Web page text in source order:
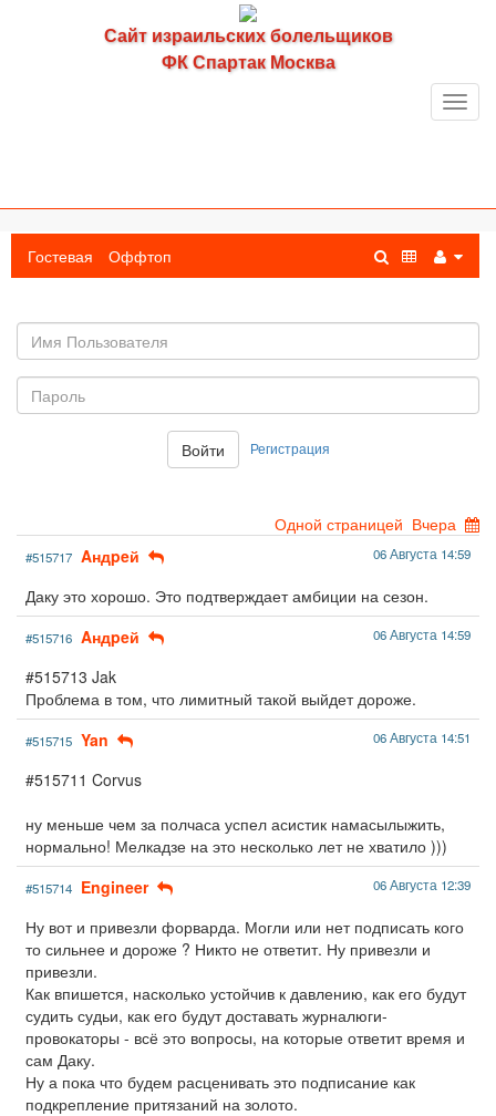
Сайт израильских болельщиков
ФК Спартак Москва
Гостевая Оффтоп
пользователя
Войти Регистрация
Одной страницей Вчера
#515717 Aндpeй 06 Августа 14:59
Даку это хорошо. Это подтверждает амбиции на сезон.
#515716 Aндpeй 06 Августа 14:59
#515713 Jak
Проблема в том, что лимитный такой выйдет дороже.
#515715 Yan 06 Августа 14:51
#515711 Corvus
ну меньше чем за полчаса успел асистик намасылыжить,
нормально! Мелкадзе на это несколько лет не хватило )))
#515714 Engineer 06 Августа 12:39
Ну вот и привезли форварда. Могли или нет подписать кого
то сильнее и дороже ? Никто не ответит. Ну привезли и
привезли.
Как впишется, насколько устойчив к давлению, как его будут
судить судьи, как его будут доставать журналюги-
провокаторы - всё это вопросы, на которые ответит время и
сам Даку.
Ну а пока что будем расценивать это подписание как
подкрепление притязаний на золото.